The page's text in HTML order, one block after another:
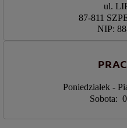
ul.
87-811
NIP:
Poniedziałek -
Sobota: